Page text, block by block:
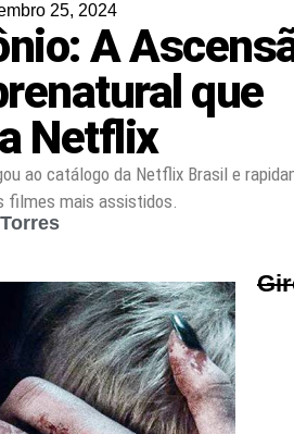
25, 2024
A
que
Netflix
ao catálogo da Netflix Brasil e
filmes mais assistidos.